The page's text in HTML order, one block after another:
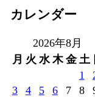
カレンダー
2026年8月
月 火 水 木 金 土
1
3
4 5 6 7 8